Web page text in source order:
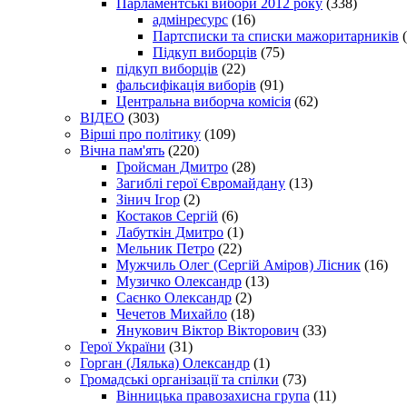
адмінресурс (16)
Партсписки та списки мажоритарників
Підкуп виборців (75)
підкуп виборців (22)
фальсифікація виборів (91)
Центральна виборча комісія (62)
ВІДЕО (303)
Вірші про політику (109)
Вічна пам'ять (220)
Гройсман Дмитро (28)
Загиблі герої Євромайдану (13)
Зінич Ігор (2)
Костаков Сергій (6)
Лабуткін Дмитро (1)
Мельник Петро (22)
Мужчиль Олег (Сергій Аміров) Лісник (16)
Музичко Олександр (13)
Саєнко Олександр (2)
Чечетов Михайло (18)
Янукович Віктор Вікторович (33)
Герої України (31)
Горган (Лялька) Олександр (1)
Громадські організації та спілки (73)
Вінницька правозахисна група (11)